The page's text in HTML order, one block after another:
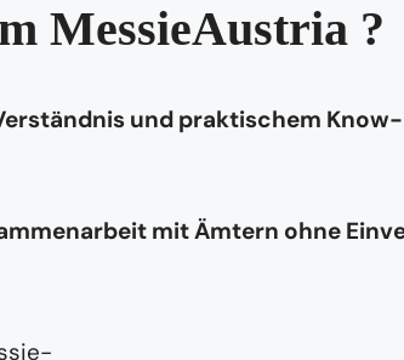
MessieAustria ?
und praktischem
mit Ämtern ohne